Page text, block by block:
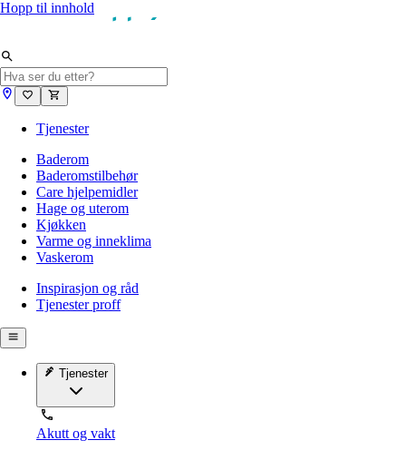
Hopp til innhold
Tjenester
Baderom
Baderomstilbehør
Care hjelpemidler
Hage og uterom
Kjøkken
Varme og inneklima
Vaskerom
Inspirasjon og råd
Tjenester proff
Tjenester
Akutt og vakt